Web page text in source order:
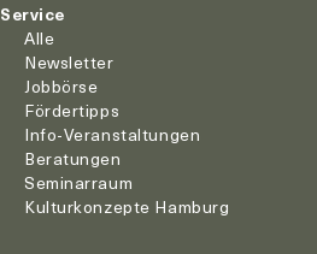
Service
Alle
Newsletter
Jobbörse
Fördertipps
Info-Veranstaltungen
Beratungen
Seminarraum
Kulturkonzepte Hamburg